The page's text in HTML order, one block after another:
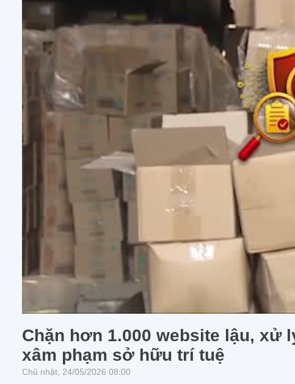
Chặn hơn 1.000 website lậu, xử
xâm phạm sở hữu trí tuệ
Chủ nhật, 24/05/2026 08:00